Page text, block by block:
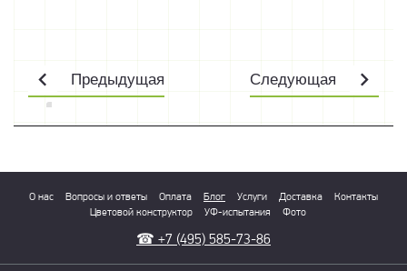
Предыдущая Следующая
О нас Вопросы и ответы Оплата Блог Услуги Доставка
Контакты
Цветовой конструктор
УФ-испытания Фото
☎ +7 (495) 585-73-86